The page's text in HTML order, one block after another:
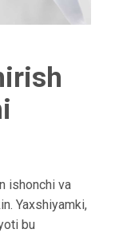
ishonchi va
Yaxshiyamki,
bu